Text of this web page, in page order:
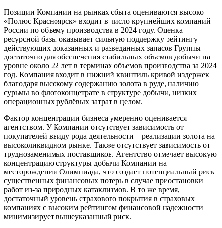
Позиции Компании на рынках сбыта оцениваются высоко –
«Полюс Красноярск» входит в число крупнейших компаний
России по объему производства в 2024 году. Оценка
ресурсной базы оказывает сильную поддержку рейтингу –
действующих доказанных и разведанных запасов Группы
достаточно для обеспечения стабильных объемов добычи на
уровне около 22 лет в терминах объемов производства за 2024
год. Компания входит в нижний квинтиль кривой издержек
благодаря высокому содержанию золота в руде, наличию
сурьмы во флотоконцетрате в структуре добычи, низких
операционных рублёвых затрат в целом.
Фактор концентрации бизнеса умеренно оценивается
агентством. У Компании отсутствует зависимость от
покупателей ввиду рода деятельности – реализации золота на
высоколиквидном рынке. Также отсутствует зависимость от
труднозаменимых поставщиков. Агентство отмечает высокую
концентрацию структуры добычи Компании на
месторождении Олимпиада, что создает потенциальный риск
существенных финансовых потерь в случае приостановки
работ из-за природных катаклизмов. В то же время,
достаточный уровень страхового покрытия в страховых
компаниях с высоким рейтингом финансовой надежности
минимизирует вышеуказанный риск.